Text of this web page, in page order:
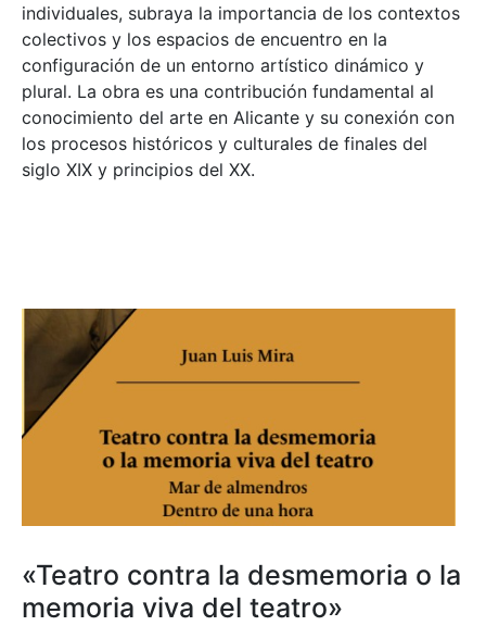
individuales, subraya la importancia de los contextos
colectivos y los espacios de encuentro en la
configuración de un entorno artístico dinámico y
plural. La obra es una contribución fundamental al
conocimiento del arte en Alicante y su conexión con
los procesos históricos y culturales de finales del
siglo XIX y principios del XX.
«Teatro contra la desmemoria o la
memoria viva del teatro»